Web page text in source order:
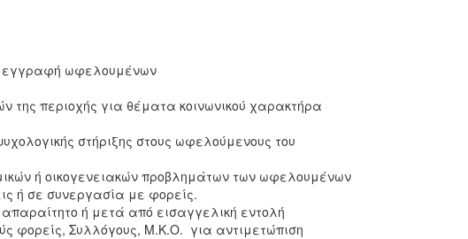
εγγραφή ωφελουμένων
περιοχής για θέματα κοινωνικού χαρακτήρα
στήριξης στους ωφελούμενους του
ή οικογενειακών προβλημάτων των ωφελουμένων
ή σε συνεργασία με φορείς.
ή μετά από εισαγγελική εντολή
φορείς, Συλλόγους, Μ.Κ.Ο. για αντιμετώπιση